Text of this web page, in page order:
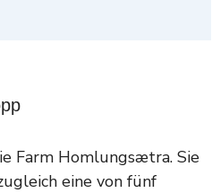
Farm Homlungsætra. Sie
eine von fünf